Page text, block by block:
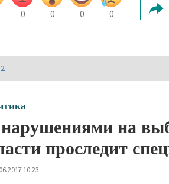
0 0 0 0
на
проследит
10:23